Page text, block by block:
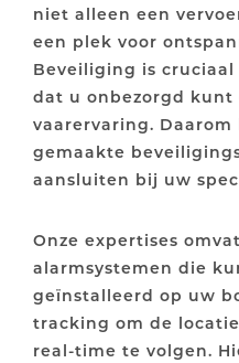
niet alleen een
een plek voor
Beveiliging is
dat u onbezorgd
vaarervaring.
gemaakte
aansluiten bij uw
Onze expertises
alarmsystemen die
geïnstalleerd op uw
tracking om de
real-time te volgen.